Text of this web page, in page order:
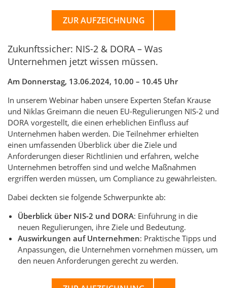
ZUR AUFZEICHNUNG
Zukunftssicher: NIS-2 & DORA – Was
Unternehmen jetzt wissen müssen.
Am Donnerstag, 13.06.2024, 10.00 – 10.45 Uhr
In unserem Webinar haben unsere Experten Stefan Krause
und Niklas Greimann die neuen EU-Regulierungen NIS-2 und
DORA vorgestellt, die einen erheblichen Einfluss auf
Unternehmen haben werden. Die Teilnehmer erhielten
einen umfassenden Überblick über die Ziele und
Anforderungen dieser Richtlinien und erfahren, welche
Unternehmen betroffen sind und welche Maßnahmen
ergriffen werden müssen, um Compliance zu gewährleisten.
Dabei deckten sie folgende Schwerpunkte ab:
Überblick über NIS-2 und DORA: Einführung in die
neuen Regulierungen, ihre Ziele und Bedeutung.
Auswirkungen auf Unternehmen: Praktische Tipps und
Anpassungen, die Unternehmen vornehmen müssen, um
den neuen Anforderungen gerecht zu werden.